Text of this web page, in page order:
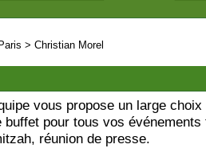
> Christian Morel
vous propose un large
pour tous vos événements
réunion de presse.